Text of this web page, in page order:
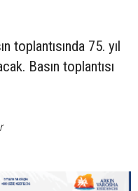
toplantısında 75. yıl
Basın toplantısı